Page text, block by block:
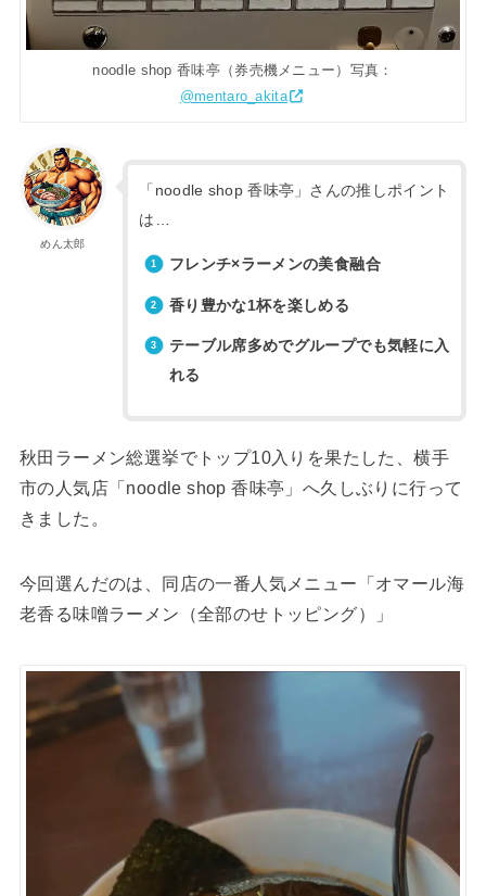
noodle shop 香味亭（券売機メニュー）写真：
@mentaro_akita
めん太郎
「noodle shop 香味亭」さんの推しポイント
は…
フレンチ×ラーメンの美食融合
香り豊かな1杯を楽しめる
テーブル席多めでグループでも気軽に入
れる
秋田ラーメン総選挙でトップ10入りを果たした、横手
市の人気店「noodle shop 香味亭」へ久しぶりに行って
きました。
今回選んだのは、同店の一番人気メニュー「オマール海
老香る味噌ラーメン（全部のせトッピング）」